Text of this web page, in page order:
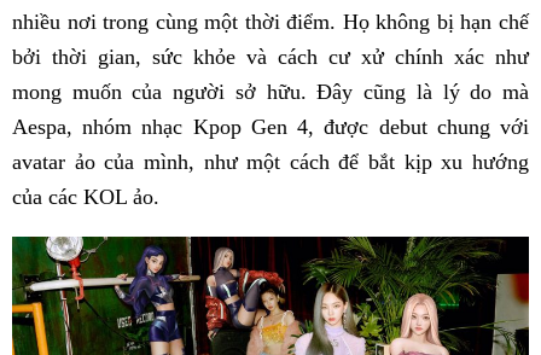
nhiều nơi trong cùng một thời điểm. Họ không bị hạn chế
bởi thời gian, sức khỏe và cách cư xử chính xác như
mong muốn của người sở hữu. Đây cũng là lý do mà
Aespa, nhóm nhạc Kpop Gen 4, được debut chung với
avatar ảo của mình, như một cách để bắt kịp xu hướng
của các KOL ảo.